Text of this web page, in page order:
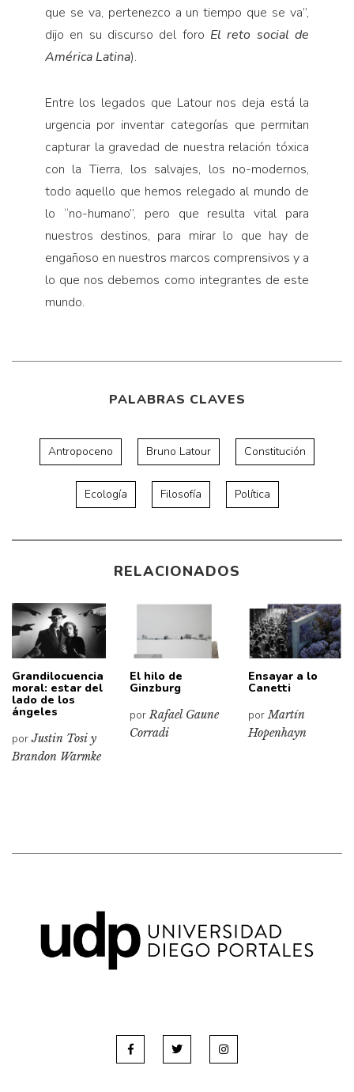
que se va, pertenezco a un tiempo que se va”,
dijo en su discurso del foro El reto social de
América Latina).
Entre los legados que Latour nos deja está la
urgencia por inventar categorías que permitan
capturar la gravedad de nuestra relación tóxica
con la Tierra, los salvajes, los no-modernos,
todo aquello que hemos relegado al mundo de
lo “no-humano”, pero que resulta vital para
nuestros destinos, para mirar lo que hay de
engañoso en nuestros marcos comprensivos y a
lo que nos debemos como integrantes de este
mundo.
PALABRAS CLAVES
Antropoceno Bruno Latour Constitución
Ecología Filosofía Política
RELACIONADOS
Grandilocuencia
moral: estar del
lado de los
ángeles
porJustin Tosi y
Brandon Warmke
El hilo de
Ginzburg
porRafael Gaune
Corradi
Ensayar a lo
Canetti
porMartín
Hopenhayn